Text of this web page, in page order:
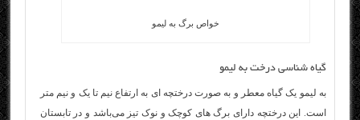
خواص برگ به لیمو
گیاه شناسی درخت به لیمو
به لیمو یک گیاه معطر و به صورت درختچه ای به ارتفاع نیم تا یک و نیم متر
است. این درختچه دارای برگ های کوچک و نوک تیز می‌باشد و در تابستان